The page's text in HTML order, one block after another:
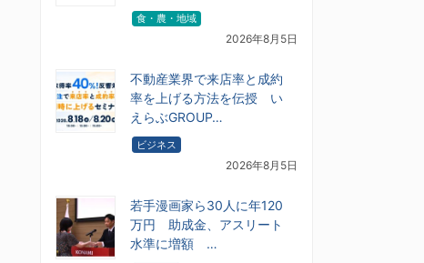
食・農・地域
2026年8月5日
不動産業界で来店率と成約
率を上げる方法を伝授 い
えらぶGROUP…
ビジネス
2026年8月5日
若手漫画家ら30人に年120
万円 助成金、アスリート
水準に増額 …